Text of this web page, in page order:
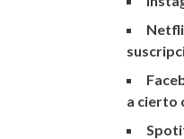
a cierto